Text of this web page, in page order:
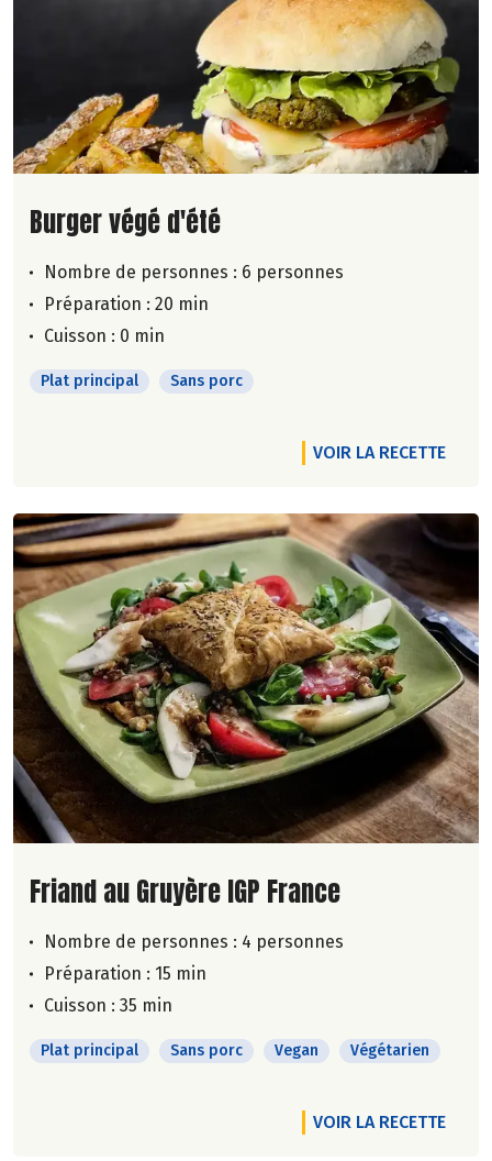
Lire la suite de la recette
Burger végé d'été
Nombre de personnes : 6 personnes
Préparation : 20 min
Cuisson : 0 min
Plat principal Sans porc
VOIR LA RECETTE
Lire la suite de la recette
Friand au Gruyère IGP France
Nombre de personnes : 4 personnes
Préparation : 15 min
Cuisson : 35 min
Plat principal Sans porc Vegan Végétarien
VOIR LA RECETTE